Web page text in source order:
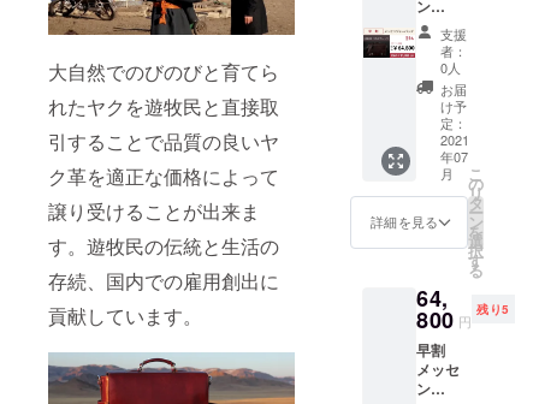
大自然でのびのびと育てら
れたヤクを遊牧民と直接取
引することで品質の良いヤ
ク革を適正な価格によって
譲り受けることが出来ま
す。遊牧民の伝統と生活の
存続、国内での雇用創出に
貢献しています。
↓↓↓ 個
数限
定
￥11,98
0 OFF!
↓↓↓ ク
ラファ
ン限定
早割
￥64,80
0(税込)
-----------
ン
ジャー
バッグ×
１
COLOR
：エス
プレッ
ファン
限定 早
割
￥64,80
0(税込)
-----------
般販売
予定価
格
￥76,78
0(税込)
支援
者：
0人
お届
け予
定：
2021
年07
月
詳細を見る
こ
の
リ
タ
ー
ン
を
選
択
す
る
64,
800 円
残り5
早割
メッセ
ン